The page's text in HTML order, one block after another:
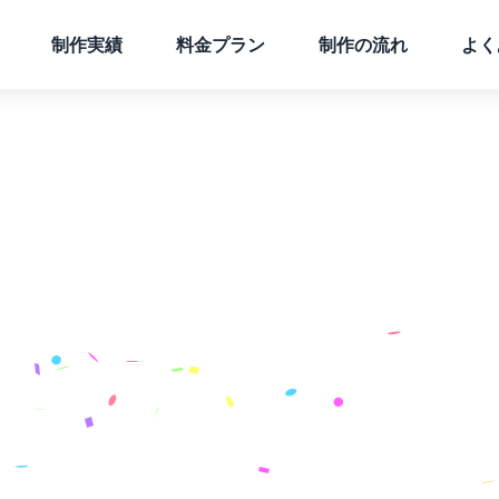
制作実績 料金プラン 制作の流れ よ